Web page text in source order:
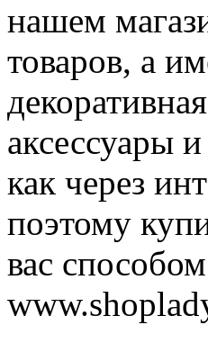
нашем
товаров, а
аксессуары
как через
поэтому
вас